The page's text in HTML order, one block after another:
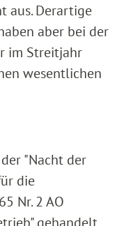
aus. Derartige
aber bei der
im Streitjahr
wesentlichen
"Nacht der
die
Nr. 2 AO